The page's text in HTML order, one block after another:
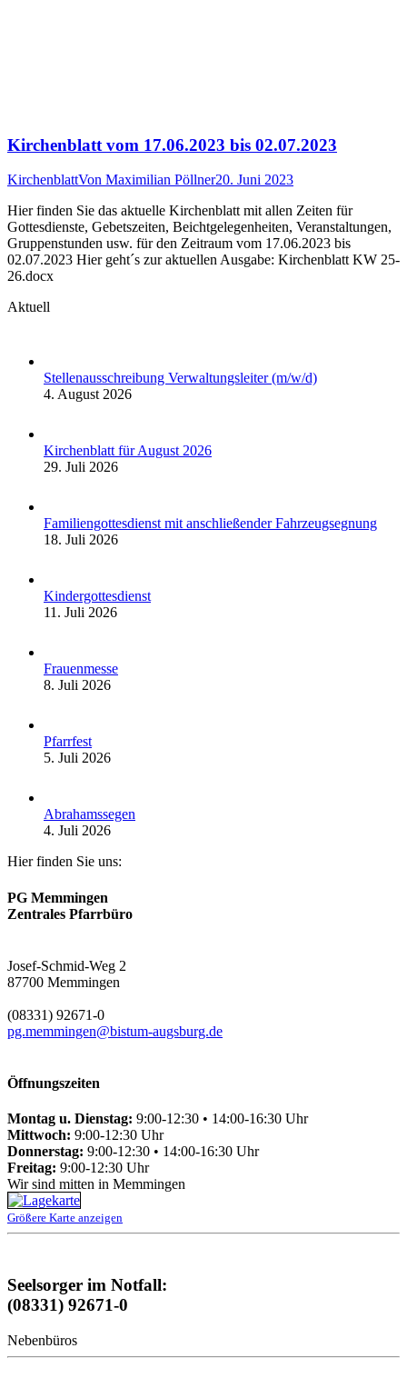
Kirchenblatt vom 17.06.2023 bis 02.07.2023
KirchenblattVon Maximilian Pöllner20. Juni 2023
Hier finden Sie das aktuelle Kirchenblatt mit allen Zeiten für
Gottesdienste, Gebetszeiten, Beichtgelegenheiten, Veranstaltungen,
Gruppenstunden usw. für den Zeitraum vom 17.06.2023 bis
02.07.2023 Hier geht´s zur aktuellen Ausgabe: Kirchenblatt KW 25-
26.docx
Aktuell
Stellenausschreibung Verwaltungsleiter (m/w/d)
4. August 2026
Kirchenblatt für August 2026
29. Juli 2026
Familiengottesdienst mit anschließender Fahrzeugsegnung
18. Juli 2026
Kindergottesdienst
11. Juli 2026
Frauenmesse
8. Juli 2026
Pfarrfest
5. Juli 2026
Abrahamssegen
4. Juli 2026
Hier finden Sie uns:
PG Memmingen
Zentrales Pfarrbüro
Josef-Schmid-Weg 2
87700 Memmingen
(08331) 92671-0
pg.memmingen@bistum-augsburg.de
Öffnungszeiten
Montag u. Dienstag: 9:00-12:30 • 14:00-16:30 Uhr
Mittwoch: 9:00-12:30 Uhr
Donnerstag: 9:00-12:30 • 14:00-16:30 Uhr
Freitag: 9:00-12:30 Uhr
Wir sind mitten in Memmingen
Größere Karte anzeigen
Seelsorger im Notfall:
(08331) 92671-0
Nebenbüros